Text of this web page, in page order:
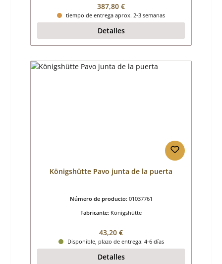
Precio normal:
387,80 €
tiempo de entrega aprox. 2-3 semanas
Detalles
Königshütte Pavo junta de la puerta
Número de producto: 01037761
Fabricante: Königshütte
Precio normal:
43,20 €
Disponible, plazo de entrega: 4-6 días
Detalles